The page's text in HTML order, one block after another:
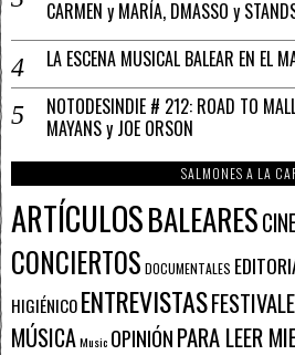
CARMEN y MARÍA, DMASSO y
LA ESCENA MUSICAL BALEAR EN EL
NOTODESINDIE # 212: ROAD TO
MAYANS y JOE ORSON
SALMONES A LA
ARTÍCULOSBALEARES
CONCIERTOS DOCUMENTALES
HIGIÉNICOENTREVISTAS
MÚSICAMusic OPINIÓNPARA LEER